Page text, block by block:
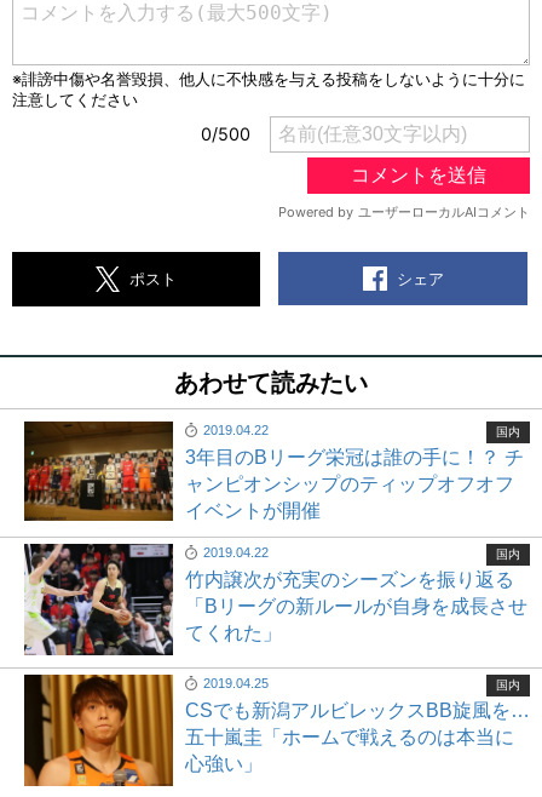
ポスト シェア
あわせて読みたい
2019.04.22
3年目のBリーグ栄冠は誰の手に！？ チ
ャンピオンシップのティップオフオフ
イベントが開催
国内
2019.04.22
竹内譲次が充実のシーズンを振り返る
「Bリーグの新ルールが自身を成長させ
てくれた」
国内
2019.04.25
CSでも新潟アルビレックスBB旋風を…
五十嵐圭「ホームで戦えるのは本当に
心強い」
国内